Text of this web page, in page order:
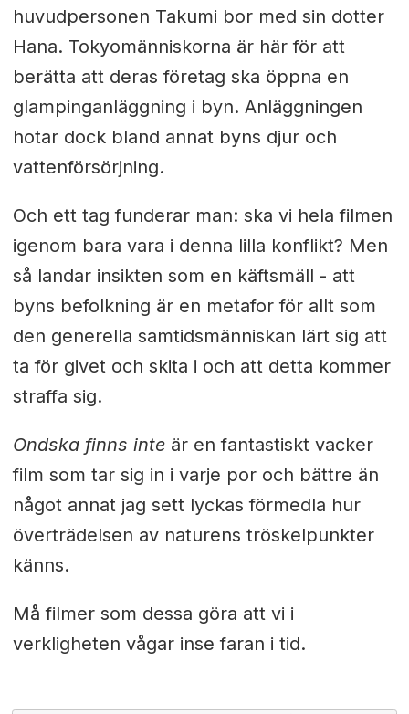
huvudpersonen Takumi bor med sin dotter
Hana. Tokyomänniskorna är här för att
berätta att deras företag ska öppna en
glampinganläggning i byn. Anläggningen
hotar dock bland annat byns djur och
vattenförsörjning.
Och ett tag funderar man: ska vi hela filmen
igenom bara vara i denna lilla konflikt? Men
så landar insikten som en käftsmäll - att
byns befolkning är en metafor för allt som
den generella samtidsmänniskan lärt sig att
ta för givet och skita i och att detta kommer
straffa sig.
Ondska finns inteär en fantastiskt vacker
film som tar sig in i varje por och bättre än
något annat jag sett lyckas förmedla hur
överträdelsen av naturens tröskelpunkter
känns.
Må filmer som dessa göra att vi i
verkligheten vågar inse faran i tid.